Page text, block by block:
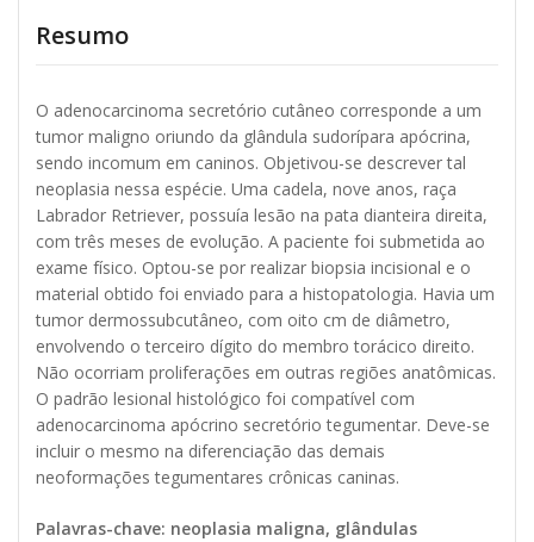
Resumo
O adenocarcinoma secretório cutâneo corresponde a um
tumor maligno oriundo da glândula sudorípara apócrina,
sendo incomum em caninos. Objetivou-se descrever tal
neoplasia nessa espécie. Uma cadela, nove anos, raça
Labrador Retriever, possuía lesão na pata dianteira direita,
com três meses de evolução. A paciente foi submetida ao
exame físico. Optou-se por realizar biopsia incisional e o
material obtido foi enviado para a histopatologia. Havia um
tumor dermossubcutâneo, com oito cm de diâmetro,
envolvendo o terceiro dígito do membro torácico direito.
Não ocorriam proliferações em outras regiões anatômicas.
O padrão lesional histológico foi compatível com
adenocarcinoma apócrino secretório tegumentar. Deve-se
incluir o mesmo na diferenciação das demais
neoformações tegumentares crônicas caninas.
Palavras-chave: neoplasia maligna, glândulas